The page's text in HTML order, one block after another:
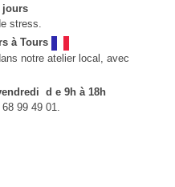
jours
stress.
à Tours
notre atelier local, avec
d e 9h à 18h
99 49 01.